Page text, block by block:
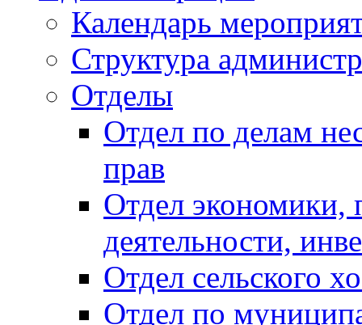
Календарь
Структура
Отделы
Отдел по делам
прав
Отдел экономики,
деятельности,
Отдел сельского
Отдел по